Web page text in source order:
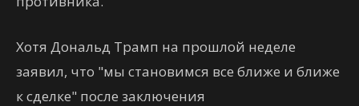
Хотя Дональд Трамп на прошлой неделе
заявил, что "мы становимся все ближе и ближе
к сделке" после заключения